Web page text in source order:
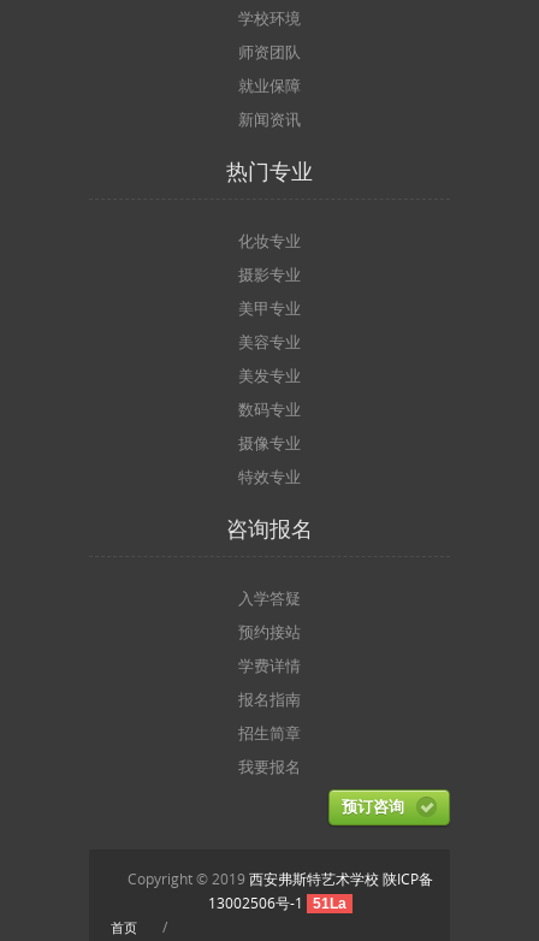
学校环境
师资团队
就业保障
新闻资讯
热门专业
化妆专业
摄影专业
美甲专业
美容专业
美发专业
数码专业
摄像专业
特效专业
咨询报名
入学答疑
预约接站
学费详情
报名指南
招生简章
我要报名
预订咨询
Copyright © 2019 西安弗斯特艺术学校 陕ICP备
13002506号-1
51La
首页
/